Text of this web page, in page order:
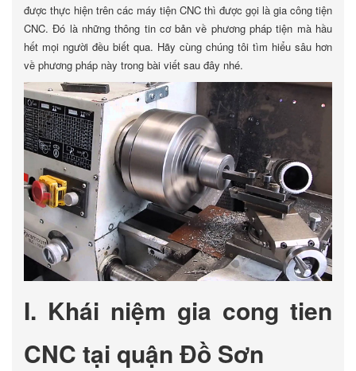
được thực hiện trên các máy tiện CNC thì được gọi là gia công tiện
CNC. Đó là những thông tin cơ bản về phương pháp tiện mà hầu
hết mọi người đều biết qua. Hãy cùng chúng tôi tìm hiểu sâu hơn
về phương pháp này trong bài viết sau đây nhé.
I. Khái niệm gia cong tien
CNC tại quận Đồ Sơn